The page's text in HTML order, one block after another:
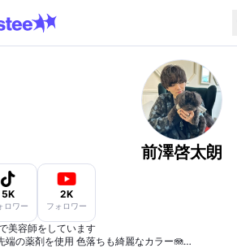
前澤啓太朗
5K
ロワー
2K
フォロワー
美容師をしています
端の薬剤を使用 色落ちも綺麗なカラー🪼